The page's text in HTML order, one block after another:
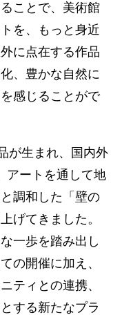
ことで、美術館
を、もっと身近
に点在する作品
、豊かな自然に
感じることがで
が生まれ、国内外
アートを通して地
調和した「壁の
げてきました。
一歩を踏み出し
の開催に加え、
ティとの連携、
する新たなプラ